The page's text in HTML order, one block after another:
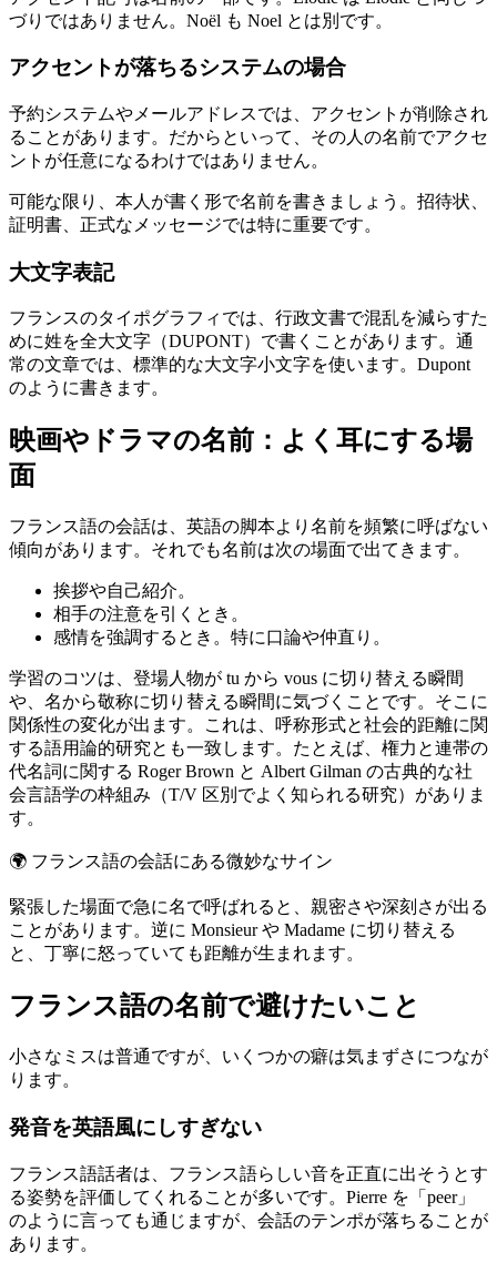
づりではありません。Noël も Noel とは別です。
アクセントが落ちるシステムの場合
予約システムやメールアドレスでは、アクセントが削除され
ることがあります。だからといって、その人の名前でアクセ
ントが任意になるわけではありません。
可能な限り、本人が書く形で名前を書きましょう。招待状、
証明書、正式なメッセージでは特に重要です。
大文字表記
フランスのタイポグラフィでは、行政文書で混乱を減らすた
めに姓を全大文字（DUPONT）で書くことがあります。通
常の文章では、標準的な大文字小文字を使います。Dupont
のように書きます。
映画やドラマの名前：よく耳にする場
面
フランス語の会話は、英語の脚本より名前を頻繁に呼ばない
傾向があります。それでも名前は次の場面で出てきます。
挨拶や自己紹介。
相手の注意を引くとき。
感情を強調するとき。特に口論や仲直り。
学習のコツは、登場人物が tu から vous に切り替える瞬間
や、名から敬称に切り替える瞬間に気づくことです。そこに
関係性の変化が出ます。これは、呼称形式と社会的距離に関
する語用論的研究とも一致します。たとえば、権力と連帯の
代名詞に関する Roger Brown と Albert Gilman の古典的な社
会言語学の枠組み（T/V 区別でよく知られる研究）がありま
す。
🌍 フランス語の会話にある微妙なサイン
緊張した場面で急に名で呼ばれると、親密さや深刻さが出る
ことがあります。逆に Monsieur や Madame に切り替える
と、丁寧に怒っていても距離が生まれます。
フランス語の名前で避けたいこと
小さなミスは普通ですが、いくつかの癖は気まずさにつなが
ります。
発音を英語風にしすぎない
フランス語話者は、フランス語らしい音を正直に出そうとす
る姿勢を評価してくれることが多いです。Pierre を「peer」
のように言っても通じますが、会話のテンポが落ちることが
あります。